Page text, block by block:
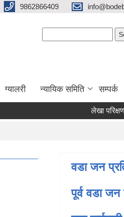
9862866409
ग्यालरी न्यायिक समिति सम्पर्क
लेखा परिक्षण
वडा जन
पूर्व वडा जन